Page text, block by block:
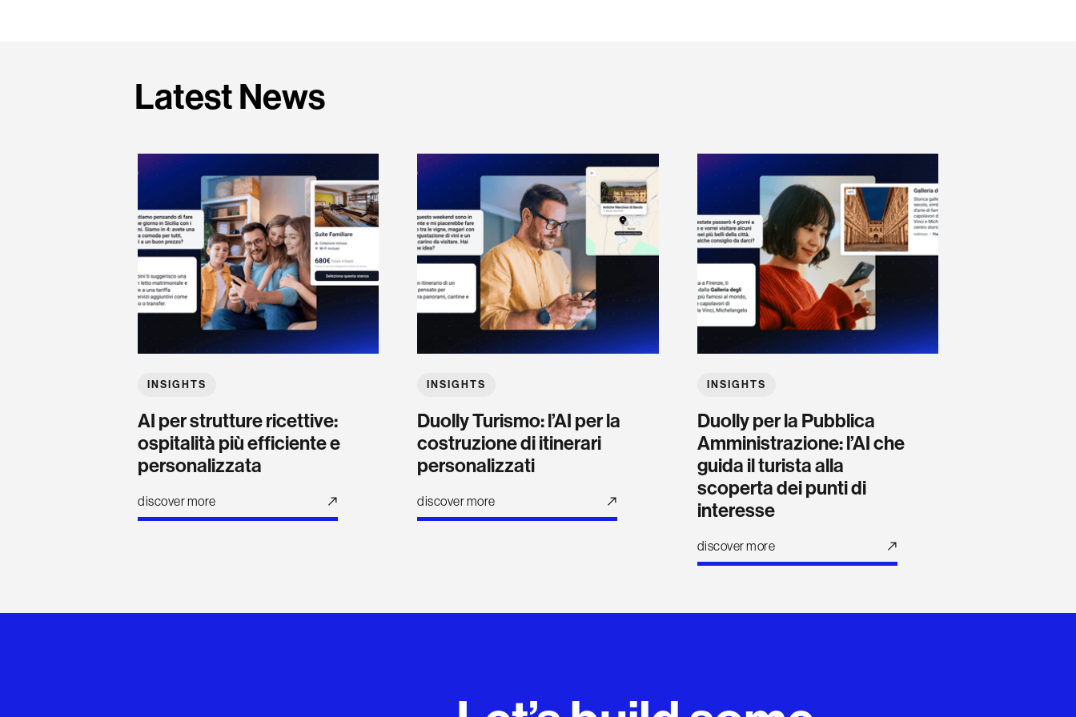
Latest News
INSIGHTS
AI per strutture ricettive:
ospitalità più efficiente e
personalizzata
discover more
INSIGHTS
Duolly Turismo: l’AI per la
costruzione di itinerari
personalizzati
discover more
INSIGHTS
Duolly per la Pubblica
Amministrazione: l’AI che
guida il turista alla
scoperta dei punti di
interesse
discover more